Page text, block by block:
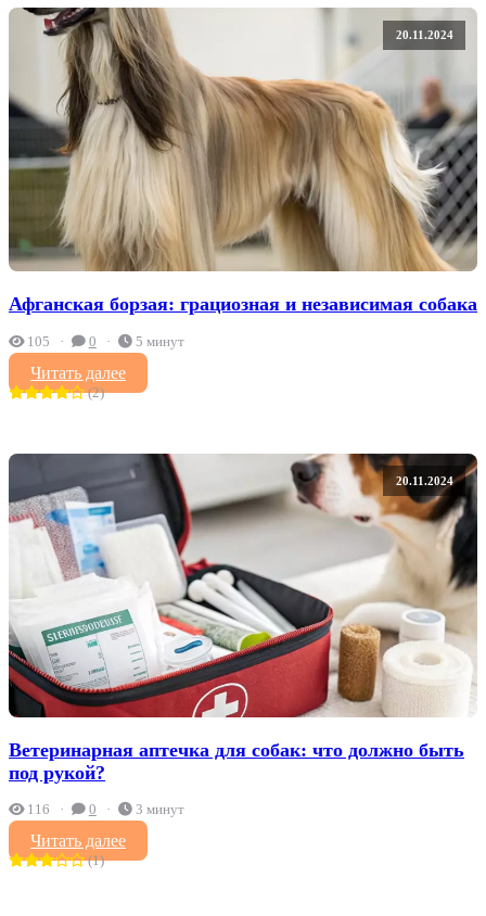
20.11.2024
Афганская борзая: грациозная и независимая собака
105 0 5 минут
Читать далее
(2)
20.11.2024
Ветеринарная аптечка для собак: что должно быть
под рукой?
116 0 3 минут
Читать далее
(1)